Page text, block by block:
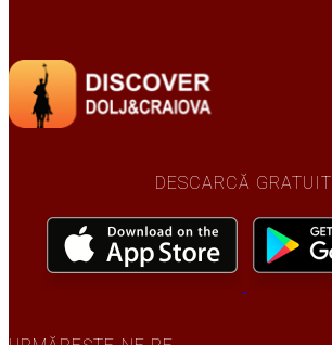
DESCARCĂ GRATUIT